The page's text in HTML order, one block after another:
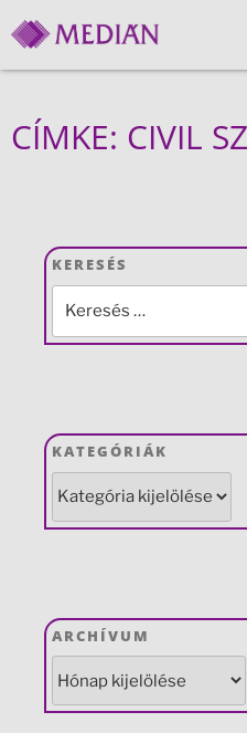
CÍMKE: CIVIL
KERESÉS
KATEGÓRIÁK
ARCHÍVUM